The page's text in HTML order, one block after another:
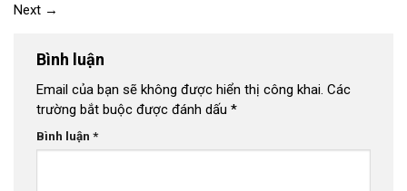
Next →
Bình luận
Email của bạn sẽ không được hiển thị công khai. Các
trường bắt buộc được đánh dấu *
Bình luận *